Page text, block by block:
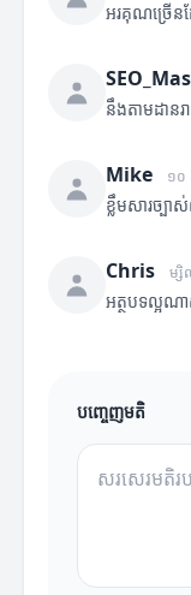
អរគុណច្រើន
នឹងតាមដាន
Mike ១០
ខ្លឹមសារច្
Chris ម្
អត្ថបទល្អណ
បញ្ចេញមតិ